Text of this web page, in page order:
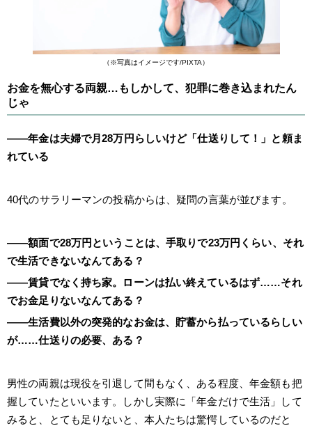
（※写真はイメージです/PIXTA）
お金を無心する両親…もしかして、犯罪に巻き込まれたん
じゃ
――年金は夫婦で月28万円らしいけど「仕送りして！」と頼ま
れている
40代のサラリーマンの投稿からは、疑問の言葉が並びます。
――額面で28万円ということは、手取りで23万円くらい、それ
で生活できないなんてある？
――賃貸でなく持ち家。ローンは払い終えているはず……それ
でお金足りないなんてある？
――生活費以外の突発的なお金は、貯蓄から払っているらしい
が……仕送りの必要、ある？
男性の両親は現役を引退して間もなく、ある程度、年金額も把
握していたといいます。しかし実際に「年金だけで生活」して
みると、とても足りないと、本人たちは驚愕しているのだと